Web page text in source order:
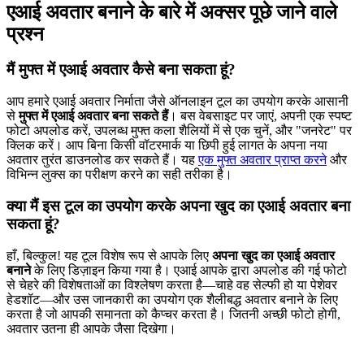
एआई अवतार बनाने के बारे में अक्सर पूछे जाने वाले
प्रश्न
मैं मुफ्त में एआई अवतार कैसे बना सकता हूं?
आप हमारे एआई अवतार निर्माता जैसे ऑनलाइन टूल का उपयोग करके आसानी
सेमुफ्त में एआई अवतार बना सकते हैं। बस वेबसाइट पर जाएं, अपनी एक स्पष्ट
फोटो अपलोड करें, उपलब्ध मुफ्त कला शैलियों में से एक चुनें, और "जनरेट" पर
क्लिक करें। आप बिना किसी वॉटरमार्क या छिपी हुई लागत के अपना नया
अवतार तुरंत डाउनलोड कर सकते हैं। यहएक मुफ्त अवतार प्राप्त करनेऔर
विभिन्न लुक्स का परीक्षण करने का सही तरीका है।
क्या मैं इस टूल का उपयोग करके अपना खुद का एआई अवतार बना
सकता हूं?
हाँ, बिल्कुल! यह टूल विशेष रूप से आपके लिए अपना खुद का एआई अवतार
बनानेके लिए डिज़ाइन किया गया है। एआई आपके द्वारा अपलोड की गई फोटो
से चेहरे की विशेषताओं का विश्लेषण करता है—चाहे वह सेल्फी हो या पेशेवर
हेडशॉट—और उस जानकारी का उपयोग एक शैलीबद्ध अवतार बनाने के लिए
करता है जो आपकी समानता को कैप्चर करता है। जितनी अच्छी फोटो होगी,
अवतार उतना ही आपके जैसा दिखेगा।